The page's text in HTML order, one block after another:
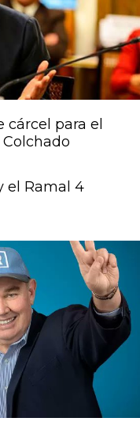
cárcel para el
el Ramal 4